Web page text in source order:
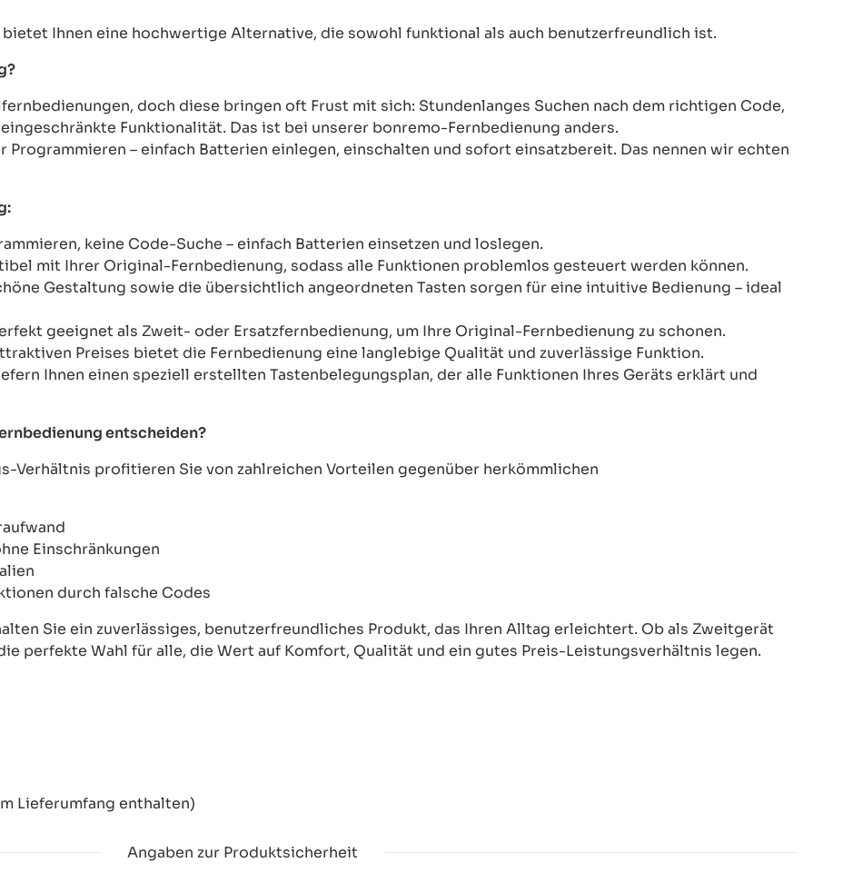
Ihnen eine hochwertige Alternative, die sowohl funktional als auch benutzerfreundlich ist.
doch diese bringen oft Frust mit sich: Stundenlanges Suchen nach dem richtigen Code,
Funktionalität. Das ist bei unserer bonremo-Fernbedienung anders.
– einfach Batterien einlegen, einschalten und sofort einsatzbereit. Das nennen wir echten
keine Code-Suche – einfach Batterien einsetzen und loslegen.
mit Ihrer Original-Fernbedienung, sodass alle Funktionen problemlos gesteuert werden können.
Gestaltung sowie die übersichtlich angeordneten Tasten sorgen für eine intuitive Bedienung – ideal
geeignet als Zweit- oder Ersatzfernbedienung, um Ihre Original-Fernbedienung zu schonen.
Preises bietet die Fernbedienung eine langlebige Qualität und zuverlässige Funktion.
Ihnen einen speziell erstellten Tastenbelegungsplan, der alle Funktionen Ihres Geräts erklärt und
entscheiden?
Verhältnis profitieren Sie von zahlreichen Vorteilen gegenüber herkömmlichen
Einschränkungen
durch falsche Codes
Sie ein zuverlässiges, benutzerfreundliches Produkt, das Ihren Alltag erleichtert. Ob als Zweitgerät
perfekte Wahl für alle, die Wert auf Komfort, Qualität und ein gutes Preis-Leistungsverhältnis legen.
Lieferumfang enthalten)
Angaben zur Produktsicherheit